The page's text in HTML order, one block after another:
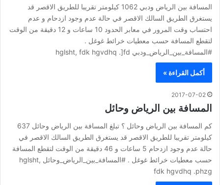
المسافة بين الرياض ودبي 1062 كيلومتر تقريبا للطريق الاقصر قد
يستغرق الطريق السالك الاقصر في حالة عدم وجود ازدحام و عدم
احتساب وقت المرور في معابر الحدود 10 ساعات و 12 دقيقة من الوقت
لتقطع المسافة حسب معطيات خرائط غوغل .
#المسافة_بين_الرياض_ودبي hglsht, fdk hgvdhq .]fd
أكمل القراءة »
2017-07-02
المسافة بين الرياض وحائل
كم المسافة بين الرياض وحائل ؟ تبلغ المسافة بين الرياض وحائل 637
كيلومتر تقريبا للطريق الاقصر قد يستغرق الطريق السالك الاقصر في
حالة عدم وجود ازدحام 5 ساعات و 46 دقيقة من الوقت لتقطع المسافة
حسب معطيات خرائط غوغل . #المسافة_بين_الرياض_وحائل hglsht,
fdk hgvdhq .phzg